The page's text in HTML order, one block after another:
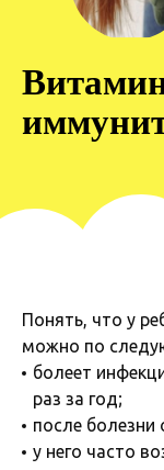
Понять, что у
можно по
болеет
раз за год;
после
у него часто